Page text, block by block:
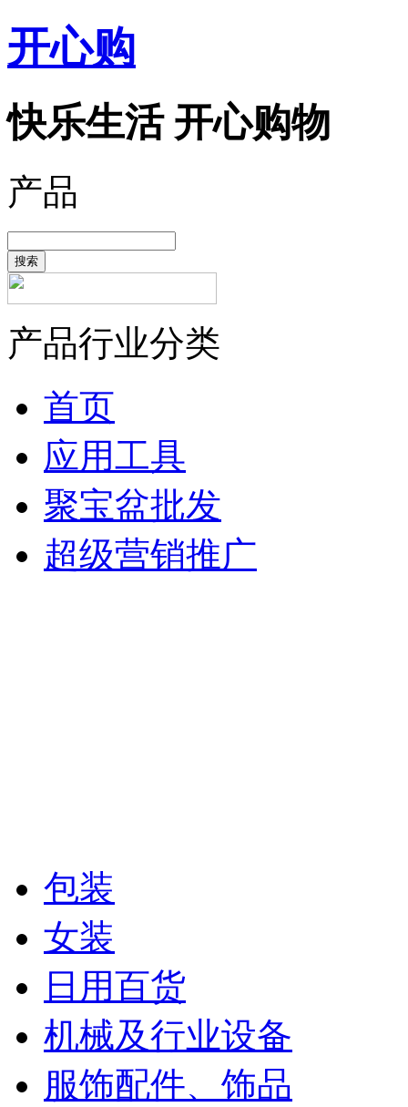
开心购
快乐生活 开心购物
产品
搜索
产品行业分类
首页
应用工具
聚宝盆批发
超级营销推广
包装
女装
日用百货
机械及行业设备
服饰配件、饰品